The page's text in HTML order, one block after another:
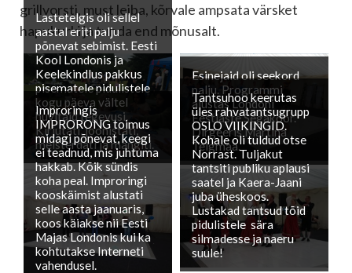
grillvorsti, must leiba, kõrvale ampsata värsket
hapukurki ja tunda end mõnusalt.
Lastetelgis oli sellel
aastal eriti palju
põnevat sebimist. Eesti
Kool Londonis ja
Keelekindlus pakkus
pisematele pidulistele
kogu päeva vältel
huvitaid tegevusi.
Kirjutati, joonistati,
meisterdati ja mängiti.
Esinejaid oli seekord
palju. Programmi
alustas Londoni
Eestlaste Segakoor.
Dirgeeris Martina
Telgmaa.
Improringis
IMPRORONG toimus
midagi põnevat, keegi
ei teadnud, mis juhtuma
hakkab. Kõik sündis
koha peal. Improringi
kooskäimist alustati
selle aasta jaanuaris,
koos käiakse nii Eesti
Majas Londonis kui ka
kohtutakse Interneti
vahendusel.
Tantsuhoo keerutas
üles rahvatantsugrupp
OSLO VIIKINGID.
Kohale oli tuldud otse
Norrast. Tuljakut
tantsiti publiku aplausi
saatel ja Kaera-Jaani
juba üheskoos.
Lustakad tantsud tõid
pidulistele sära
silmadesse ja naeru
suule!